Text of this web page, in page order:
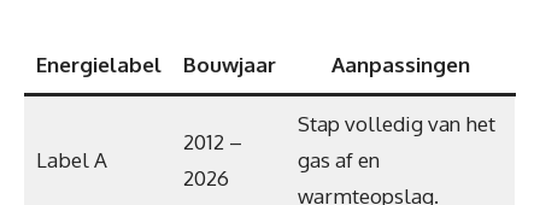
Energielabel Bouwjaar Aanpassingen
Label A
2012 –
2026
Stap volledig van het
gas af en
warmteopslag.